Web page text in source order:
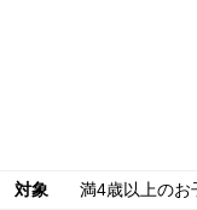
対象
満4歳以上のお